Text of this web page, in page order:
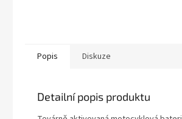
Popis Diskuze
Detailní popis produktu